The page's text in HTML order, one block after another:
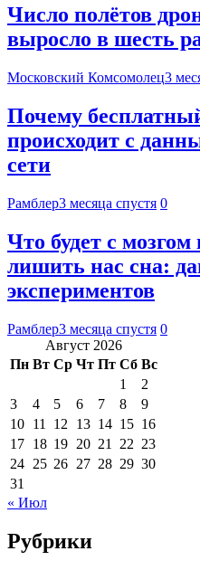
Число полётов
выросло в шесть
Московский Комсомолец3
Почему
происходит с
сети
Рамблер3 месяца спустя 0
Что будет с
лишить нас сна:
экспериментов
Рамблер3 месяца спустя 0
Август 2026
Пн Вт Ср Чт Пт Сб Вс
1
2
3
4 5 6 7 8
9
10 11 12 13 14 15 16
17 18 19 20 21 22 23
24 25 26 27 28 29 30
31
« Июл
Рубрики